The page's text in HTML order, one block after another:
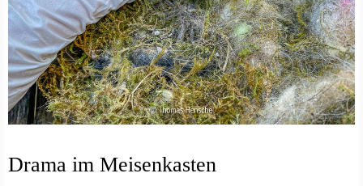
Drama im Meisenkasten